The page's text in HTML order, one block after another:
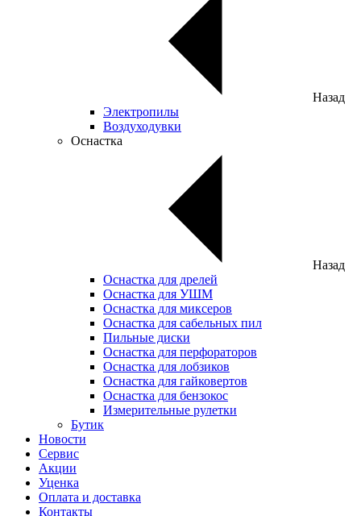
Назад
Электропилы
Воздуходувки
Оснастка
Назад
Оснастка для дрелей
Оснастка для УШМ
Оснастка для миксеров
Оснастка для сабельных пил
Пильные диски
Оснастка для перфораторов
Оснастка для лобзиков
Оснастка для гайковертов
Оснастка для бензокос
Измерительные рулетки
Бутик
Новости
Сервис
Акции
Уценка
Оплата и доставка
Контакты